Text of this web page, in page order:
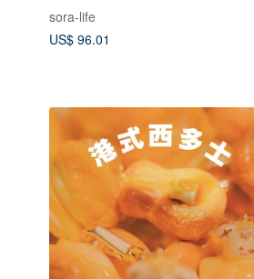
sora-life
US$ 96.01